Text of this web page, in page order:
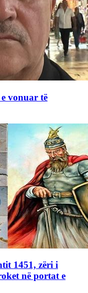
vonuar të
1451, zëri i
në portat e